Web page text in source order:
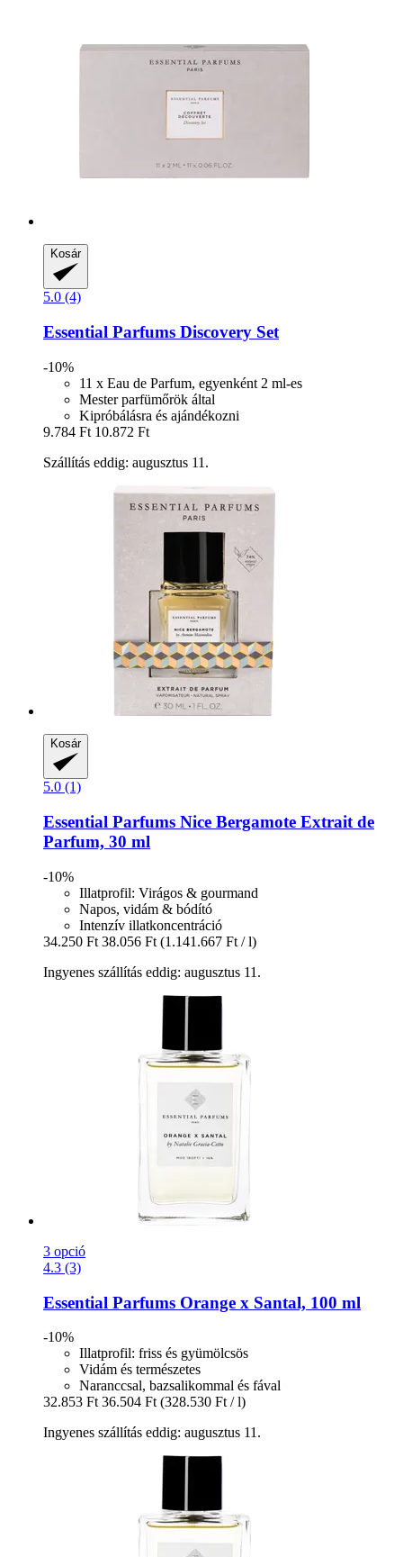
Kosár
5.0 (4)
Essential Parfums Discovery Set
-10%
11 x Eau de Parfum, egyenként 2 ml-es
Mester parfümőrök által
Kipróbálásra és ajándékozni
9.784 Ft 10.872 Ft
Szállítás eddig: augusztus 11.
Kosár
5.0 (1)
Essential Parfums Nice Bergamote Extrait de
Parfum, 30 ml
-10%
Illatprofil: Virágos & gourmand
Napos, vidám & bódító
Intenzív illatkoncentráció
34.250 Ft 38.056 Ft (1.141.667 Ft / l)
Ingyenes szállítás eddig: augusztus 11.
3 opció
4.3 (3)
Essential Parfums Orange x Santal, 100 ml
-10%
Illatprofil: friss és gyümölcsös
Vidám és természetes
Naranccsal, bazsalikommal és fával
32.853 Ft 36.504 Ft (328.530 Ft / l)
Ingyenes szállítás eddig: augusztus 11.